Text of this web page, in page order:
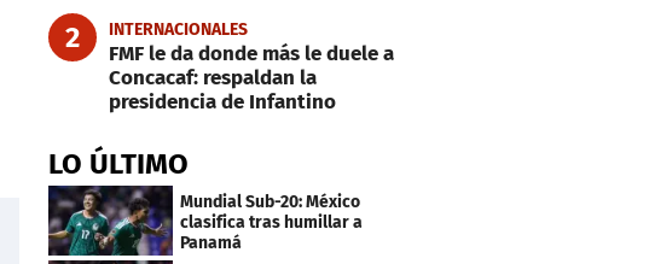
2 INTERNACIONALES
FMF le da donde más le duele a
Concacaf: respaldan la
presidencia de Infantino
LO ÚLTIMO
Mundial Sub-20: México
clasifica tras humillar a
Panamá